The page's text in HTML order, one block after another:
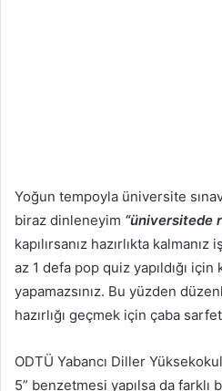
Yoğun tempoyla üniversite
biraz dinleneyim “üniversitede
kapılırsanız hazırlıkta
az 1 defa pop quiz yapıldığı için
yapamazsınız. Bu yüzden
hazırlığı geçmek için çaba
ODTÜ Yabancı Diller
5” benzetmesi yapılsa da farklı